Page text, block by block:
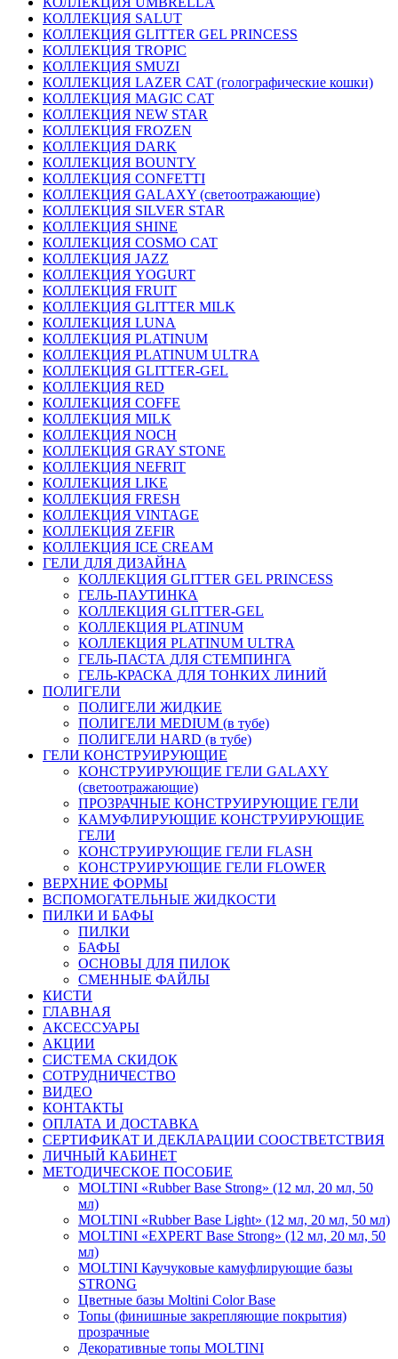
КОЛЛЕКЦИЯ SALUT
КОЛЛЕКЦИЯ GLITTER GEL PRINCESS
КОЛЛЕКЦИЯ TROPIC
КОЛЛЕКЦИЯ SMUZI
КОЛЛЕКЦИЯ LAZER CAT (голографические кошки)
КОЛЛЕКЦИЯ MAGIC CAT
КОЛЛЕКЦИЯ NEW STAR
КОЛЛЕКЦИЯ FROZEN
КОЛЛЕКЦИЯ DARK
КОЛЛЕКЦИЯ BOUNTY
КОЛЛЕКЦИЯ CONFETTI
КОЛЛЕКЦИЯ GALAXY (светоотражающие)
КОЛЛЕКЦИЯ SILVER STAR
КОЛЛЕКЦИЯ SHINE
КОЛЛЕКЦИЯ COSMO CAT
КОЛЛЕКЦИЯ JAZZ
КОЛЛЕКЦИЯ YOGURT
КОЛЛЕКЦИЯ FRUIT
КОЛЛЕКЦИЯ GLITTER MILK
КОЛЛЕКЦИЯ LUNA
КОЛЛЕКЦИЯ PLATINUM
КОЛЛЕКЦИЯ PLATINUM ULTRA
КОЛЛЕКЦИЯ GLITTER-GEL
КОЛЛЕКЦИЯ RED
КОЛЛЕКЦИЯ COFFE
КОЛЛЕКЦИЯ MILK
КОЛЛЕКЦИЯ NOCH
КОЛЛЕКЦИЯ GRAY STONE
КОЛЛЕКЦИЯ NEFRIT
КОЛЛЕКЦИЯ LIKE
КОЛЛЕКЦИЯ FRESH
КОЛЛЕКЦИЯ VINTAGE
КОЛЛЕКЦИЯ ZEFIR
КОЛЛЕКЦИЯ ICE CREAM
ГЕЛИ ДЛЯ ДИЗАЙНА
КОЛЛЕКЦИЯ GLITTER GEL PRINCESS
ГЕЛЬ-ПАУТИНКА
КОЛЛЕКЦИЯ GLITTER-GEL
КОЛЛЕКЦИЯ PLATINUM
КОЛЛЕКЦИЯ PLATINUM ULTRA
ГЕЛЬ-ПАСТА ДЛЯ СТЕМПИНГА
ГЕЛЬ-КРАСКА ДЛЯ ТОНКИХ ЛИНИЙ
ПОЛИГЕЛИ
ПОЛИГЕЛИ ЖИДКИЕ
ПОЛИГЕЛИ MEDIUM (в тубе)
ПОЛИГЕЛИ HARD (в тубе)
ГЕЛИ КОНСТРУИРУЮЩИЕ
КОНСТРУИРУЮЩИЕ ГЕЛИ GALAXY
(светоотражающие)
ПРОЗРАЧНЫЕ КОНСТРУИРУЮЩИЕ ГЕЛИ
КАМУФЛИРУЮЩИЕ КОНСТРУИРУЮЩИЕ
ГЕЛИ
КОНСТРУИРУЮЩИЕ ГЕЛИ FLASH
КОНСТРУИРУЮЩИЕ ГЕЛИ FLOWER
ВЕРХНИЕ ФОРМЫ
ВСПОМОГАТЕЛЬНЫЕ ЖИДКОСТИ
ПИЛКИ И БАФЫ
ПИЛКИ
БАФЫ
ОСНОВЫ ДЛЯ ПИЛОК
СМЕННЫЕ ФАЙЛЫ
КИСТИ
ГЛАВНАЯ
АКСЕССУАРЫ
АКЦИИ
СИСТЕМА СКИДОК
СОТРУДНИЧЕСТВО
ВИДЕО
КОНТАКТЫ
ОПЛАТА И ДОСТАВКА
СЕРТИФИКАТ И ДЕКЛАРАЦИИ СООСТВЕТСТВИЯ
ЛИЧНЫЙ КАБИНЕТ
МЕТОДИЧЕСКОЕ ПОСОБИЕ
MOLTINI «Rubber Base Strong» (12 мл, 20 мл, 50
мл)
MOLTINI «Rubber Base Light» (12 мл, 20 мл, 50 мл)
MOLTINI «EXPERT Base Strong» (12 мл, 20 мл, 50
мл)
MOLTINI Каучуковые камуфлирующие базы
STRONG
Цветные базы Moltini Color Base
Топы (финишные закрепляющие покрытия)
прозрачные
Декоративные топы MOLTINI